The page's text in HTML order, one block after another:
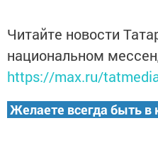
Читайте новости
национальном
https://max.ru/
Желаете всегда быть в